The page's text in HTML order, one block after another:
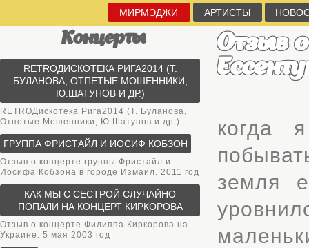
МИРМЭДЖИ АРТИСТЫ
Отзыв
когда
земля
Концерты
RETROДИСКОТЕКА РИГА2014 (Т.
БУЛАНОВА, ОТПЕТЫЕ МОШЕННИКИ,
Ю.ШАТУНОВ И ДР.)
RETROДискотека Рига2014 (Т. Буланова,
Отпетые Мошенники, Ю.Шатунов и др.)
ГРУППА ФРИСТАЙЛ И ИОСИФ КОБЗОН
Отзыв о концерте группы Фристайл и
Иосифа Кобзона в городе Измаил. 2011 год
КАК МЫ С СЕСТРОЙ СЛУЧАЙНО
ПОПАЛИ НА КОНЦЕРТ КИРКОРОВА
Отзыв о концерте Филиппа Киркорова на
Украине. 5 мая 2003 год